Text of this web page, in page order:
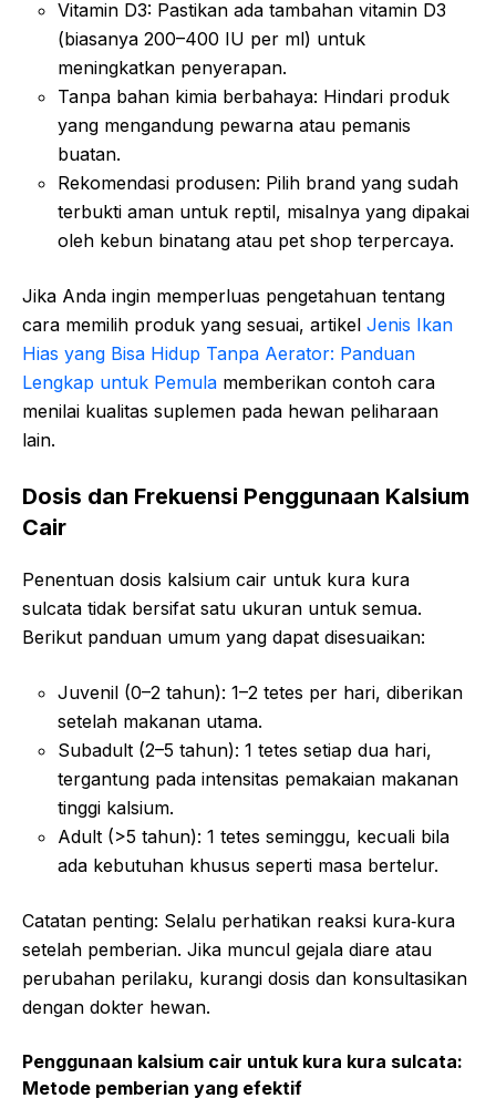
Vitamin D3: Pastikan ada tambahan vitamin D3
(biasanya 200–400 IU per ml) untuk
meningkatkan penyerapan.
Tanpa bahan kimia berbahaya: Hindari produk
yang mengandung pewarna atau pemanis
buatan.
Rekomendasi produsen: Pilih brand yang sudah
terbukti aman untuk reptil, misalnya yang dipakai
oleh kebun binatang atau pet shop terpercaya.
Jika Anda ingin memperluas pengetahuan tentang
cara memilih produk yang sesuai, artikel Jenis Ikan
Hias yang Bisa Hidup Tanpa Aerator: Panduan
Lengkap untuk Pemula memberikan contoh cara
menilai kualitas suplemen pada hewan peliharaan
lain.
Dosis dan Frekuensi Penggunaan Kalsium
Cair
Penentuan dosis kalsium cair untuk kura kura
sulcata tidak bersifat satu ukuran untuk semua.
Berikut panduan umum yang dapat disesuaikan:
Juvenil (0–2 tahun): 1–2 tetes per hari, diberikan
setelah makanan utama.
Subadult (2–5 tahun): 1 tetes setiap dua hari,
tergantung pada intensitas pemakaian makanan
tinggi kalsium.
Adult (>5 tahun): 1 tetes seminggu, kecuali bila
ada kebutuhan khusus seperti masa bertelur.
Catatan penting: Selalu perhatikan reaksi kura‑kura
setelah pemberian. Jika muncul gejala diare atau
perubahan perilaku, kurangi dosis dan konsultasikan
dengan dokter hewan.
Penggunaan kalsium cair untuk kura kura sulcata:
Metode pemberian yang efektif